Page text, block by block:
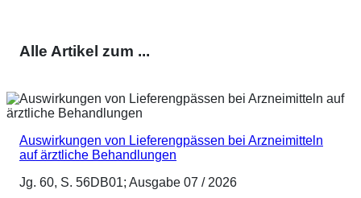
Alle Artikel zum ...
Auswirkungen von Lieferengpässen bei Arzneimitteln
auf ärztliche Behandlungen
Jg. 60, S. 56DB01; Ausgabe 07 / 2026